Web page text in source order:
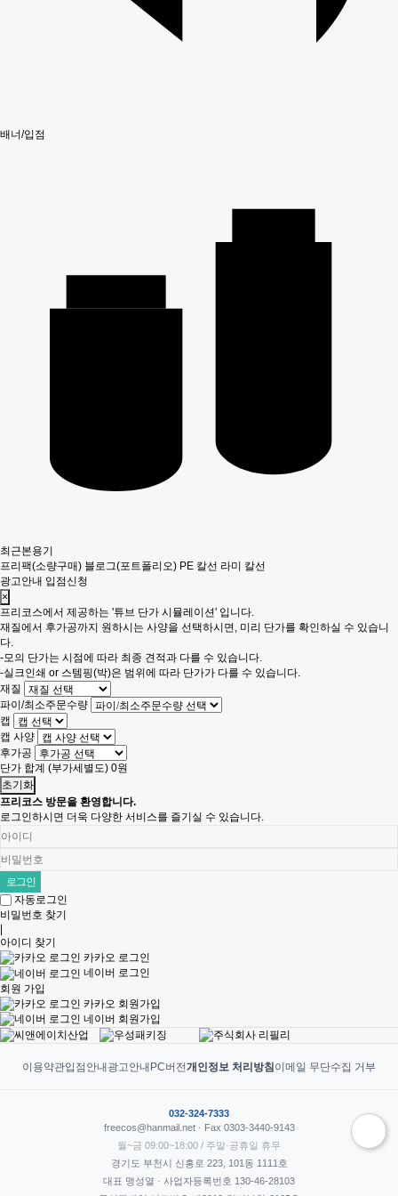
배너/입점
최근본용기
프리팩(소량구매) 블로그(포트폴리오) PE 칼선 라미 칼선
광고안내 입점신청
×
프리코스에서 제공하는 '튜브 단가 시뮬레이션' 입니다.
재질에서 후가공까지 원하시는 사양을 선택하시면, 미리 단가를 확인하실 수 있습니
다.
-모의 단가는 시점에 따라 최종 견적과 다를 수 있습니다.
-실크인쇄 or 스템핑(박)은 범위에 따라 단가가 다를 수 있습니다.
재질
파이/최소주문수량
캡
캡 사양
후가공
단가 합계 (부가세별도) 0원
초기화
프리코스 방문을 환영합니다.
로그인하시면 더욱 다양한 서비스를 즐기실 수 있습니다.
자동로그인
비밀번호 찾기
아이디 찾기
카카오 로그인
네이버 로그인
회원 가입
카카오 회원가입
네이버 회원가입
이용약관입점안내 광고안내 PC버전개인정보 처리방침 이메일 무단수집 거부
032-324-7333
freecos@hanmail.net · Fax 0303-3440-9143
월~금 09:00~18:00 / 주말·공휴일 휴무
경기도 부천시 신흥로 223, 101동 1111호
대표 맹성열 · 사업자등록번호 130-46-28103